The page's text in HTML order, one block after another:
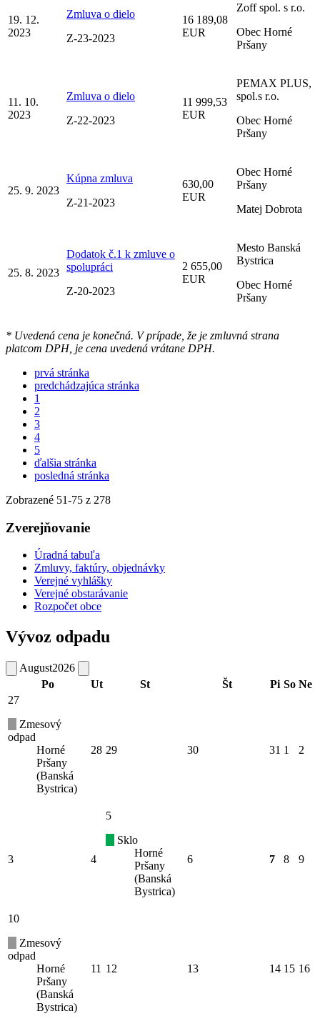
19. 12.
2023
Zmluva o dielo
Z-23-2023
16 189,08
EUR
Zoff spol. s r.o.
Obec Horné
Pršany
11. 10.
2023
Zmluva o dielo
Z-22-2023
11 999,53
EUR
PEMAX PLUS,
spol.s r.o.
Obec Horné
Pršany
25. 9. 2023
Kúpna zmluva
Z-21-2023
630,00
EUR
Obec Horné
Pršany
Matej Dobrota
25. 8. 2023
Dodatok č.1 k zmluve o
spolupráci
Z-20-2023
2 655,00
EUR
Mesto Banská
Bystrica
Obec Horné
Pršany
* Uvedená cena je konečná. V prípade, že je zmluvná strana
platcom DPH, je cena uvedená vrátane DPH.
prvá stránka
predchádzajúca stránka
1
2
3
4
5
ďalšia stránka
posledná stránka
Zobrazené 51-75 z 278
Zverejňovanie
Úradná tabuľa
Zmluvy, faktúry, objednávky
Verejné vyhlášky
Verejné obstarávanie
Rozpočet obce
Vývoz odpadu
August2026
Po
Ut St Št Pi So Ne
27
Zmesový
odpad
Horné
Pršany
(Banská
Bystrica)
28 29 30 31 1 2
3 4
5
Sklo
Horné
Pršany
(Banská
Bystrica)
6 7 8 9
10
Zmesový
odpad
Horné
Pršany
(Banská
Bystrica)
11 12 13 14 15 16